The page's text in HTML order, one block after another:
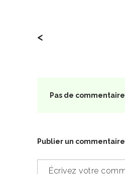
<
Pas de commentaire
Publier un commentaire